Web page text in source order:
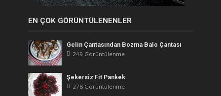
EN ÇOK GÖRÜNTÜLENENLER
Gelin Çantasından Bozma Balo Çantası
249 Görüntülenme
Şekersiz Fit Pankek
278 Görüntülenme